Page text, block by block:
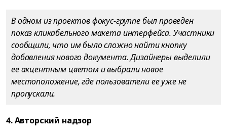
В одном из проектов фокус-группе был проведен
показ кликабельного макета интерфейса. Участники
сообщили, что им было сложно найти кнопку
добавления нового документа. Дизайнеры выделили
ее акцентным цветом и выбрали новое
местоположение, где пользователи ее уже не
пропускали.
4. Авторский надзор